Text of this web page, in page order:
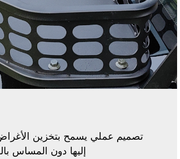
تصميم عملي يسمح بتخزين
إليها دون المساس